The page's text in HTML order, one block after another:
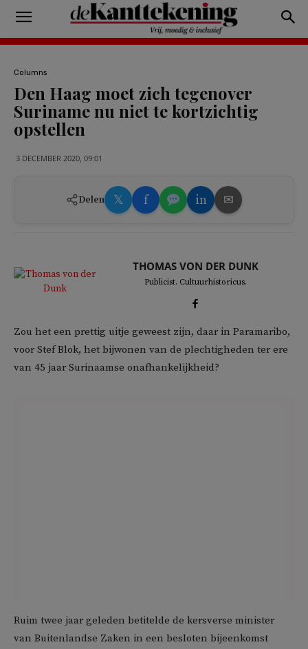
Columns
Den Haag moet zich tegenover
Suriname nu niet te kortzichtig
opstellen
3 DECEMBER 2020, 09:01
Delen 𝕏 f in ✉
THOMAS VON DER DUNK
Publicist. Cultuurhistoricus.
Zou het een prettig uitje geweest zijn, daar in Paramaribo,
voor Stef Blok, het bijwonen van de plechtigheden ter ere
van 45 jaar Surinaamse onafhankelijkheid?
Ruim twee jaar geleden betitelde de kersverse minister
van Buitenlandse Zaken in een besloten bijeenkomst